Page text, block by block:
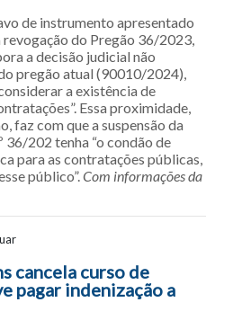
de instrumento apresentado
revogação do Pregão 36/2023,
a decisão judicial não
pregão atual (90010/2024),
a existência de
Essa proximidade,
faz com que a suspensão da
36/202 tenha “o condão de
para as contratações públicas,
público”.Com informações da
posts
cancela curso de
pagar indenização a